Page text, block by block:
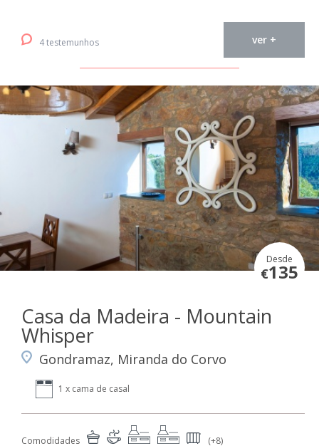
4 testemunhos ver +
Desde
€135
Casa da Madeira - Mountain
Whisper
Gondramaz, Miranda do Corvo
1 x cama de casal
Comodidades (+8)